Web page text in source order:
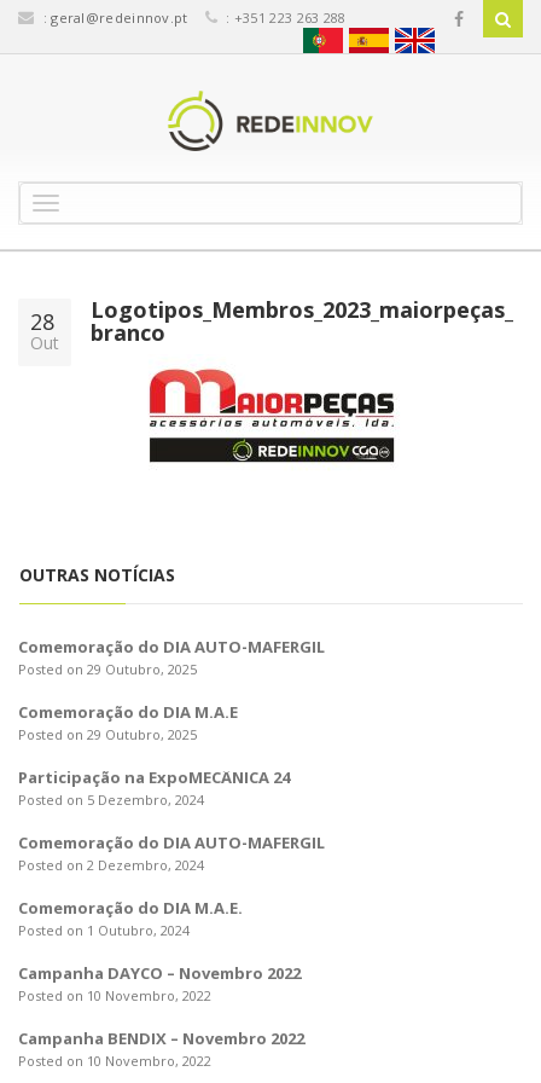
:geral@redeinnov.pt : +351 223 263 288
o
g
l
v
i
g
28
Out
Logotipos_Membros_2023_maiorpeças_
branco
OUTRAS NOTÍCIAS
Comemoração do DIA AUTO-MAFERGIL
Posted on 29 Outubro, 2025
Comemoração do DIA M.A.E
Posted on 29 Outubro, 2025
Participação na ExpoMECÂNICA 24
Posted on 5 Dezembro, 2024
Comemoração do DIA AUTO-MAFERGIL
Posted on 2 Dezembro, 2024
Comemoração do DIA M.A.E.
Posted on 1 Outubro, 2024
Campanha DAYCO – Novembro 2022
Posted on 10 Novembro, 2022
Campanha BENDIX – Novembro 2022
Posted on 10 Novembro, 2022